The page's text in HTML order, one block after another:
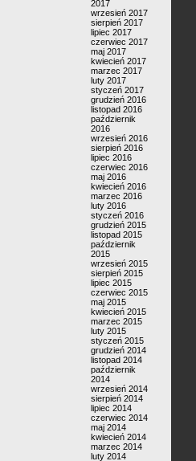
2017
wrzesień 2017
sierpień 2017
lipiec 2017
czerwiec 2017
maj 2017
kwiecień 2017
marzec 2017
luty 2017
styczeń 2017
grudzień 2016
listopad 2016
październik
2016
wrzesień 2016
sierpień 2016
lipiec 2016
czerwiec 2016
maj 2016
kwiecień 2016
marzec 2016
luty 2016
styczeń 2016
grudzień 2015
listopad 2015
październik
2015
wrzesień 2015
sierpień 2015
lipiec 2015
czerwiec 2015
maj 2015
kwiecień 2015
marzec 2015
luty 2015
styczeń 2015
grudzień 2014
listopad 2014
październik
2014
wrzesień 2014
sierpień 2014
lipiec 2014
czerwiec 2014
maj 2014
kwiecień 2014
marzec 2014
luty 2014